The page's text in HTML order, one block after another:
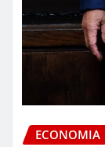
ECONOMIA